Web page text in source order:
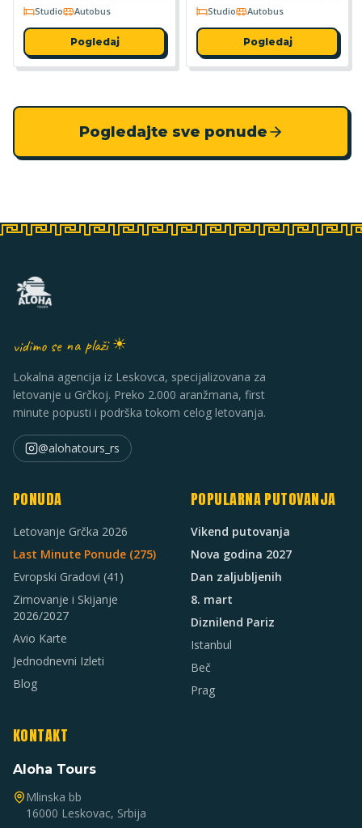
Studio Autobus
Pogledaj
Studio Autobus
Pogledaj
Pogledajte sve ponude
vidimo se na plaži ☀
Lokalna agencija iz Leskovca, specijalizovana za
letovanje u Grčkoj. Preko 2.000 aranžmana, first
minute popusti i podrška tokom celog letovanja.
@alohatours_rs
PONUDA
Letovanje Grčka 2026
Last Minute Ponude (275)
Evropski Gradovi (41)
Zimovanje i Skijanje
2026/2027
Avio Karte
Jednodnevni Izleti
Blog
POPULARNA PUTOVANJA
Vikend putovanja
Nova godina 2027
Dan zaljubljenih
8. mart
Diznilend Pariz
Istanbul
Beč
Prag
KONTAKT
Aloha Tours
Mlinska bb
16000 Leskovac, Srbija